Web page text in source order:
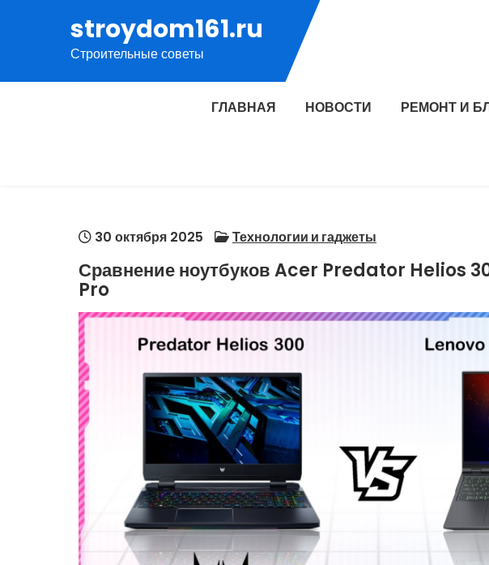
содержимому
stroydom161.ru
Строительные советы
ГЛАВНАЯ НОВОСТИ РЕМОНТ И
30 октября 2025 Технологии и гаджеты
Сравнение ноутбуков Acer Predator Helios
Pro